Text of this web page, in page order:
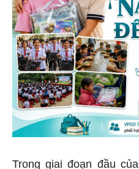
Trong giai đoạn đầu